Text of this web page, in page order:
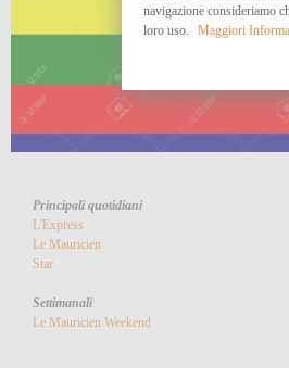
Principali quotidiani
L'Express
Le Mauricien
Star
Settimanali
Le Mauricien Weekend
navigazione consideriamo
loro uso.
Maggiori